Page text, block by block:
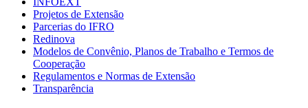
Projetos de Extensão
Parcerias do IFRO
Redinova
Modelos de Convênio, Planos de Trabalho e Termos de
Cooperação
Regulamentos e Normas de Extensão
Transparência